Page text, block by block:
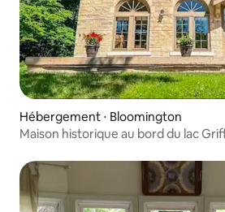
Hébergement ⋅ Bloomington
Maison historique au bord du lac